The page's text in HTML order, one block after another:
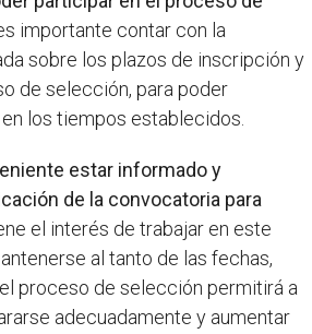
importante contar con la
sobre los plazos de inscripción y
de selección, para poder
los tiempos establecidos.
estar informado y
de la convocatoria para
el interés de trabajar en este
al tanto de las fechas,
proceso de selección permitirá a
adecuadamente y aumentar